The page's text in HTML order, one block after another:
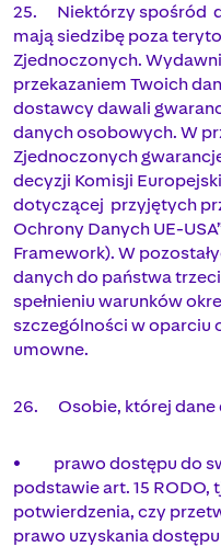
25. Niektórzy spośród
mają siedzibę poza
Zjednoczonych.
przekazaniem Twoich
dostawcy dawali
danych osobowych. W
Zjednoczonych
decyzji Komisji
dotyczącej przyjętych
Ochrony Danych UE-
Framework). W
danych do państwa
spełnieniu warunków
szczególności w oparciu
umowne.
26. Osobie, której dane
• prawo dostępu do
podstawie art. 15 RODO,
potwierdzenia, czy
prawo uzyskania